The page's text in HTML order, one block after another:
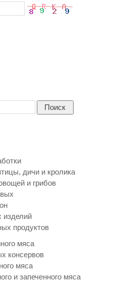
Поиск
дичи и кролика
и грибов
изделий
продуктов
мяса
консервов
мяса
и запеченного мяса